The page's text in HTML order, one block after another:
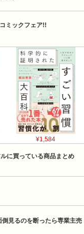
ミックフェア!!
¥1,584
に買っている商品まとめ
見るのを断ったら専業主売